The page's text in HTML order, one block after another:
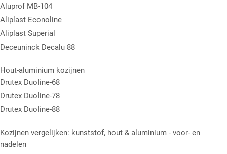
Aluprof MB-104
Aliplast Econoline
Aliplast Superial
Deceuninck Decalu 88
Hout-aluminium kozijnen
Drutex Duoline-68
Drutex Duoline-78
Drutex Duoline-88
Kozijnen vergelijken: kunststof, hout & aluminium - voor- en
nadelen